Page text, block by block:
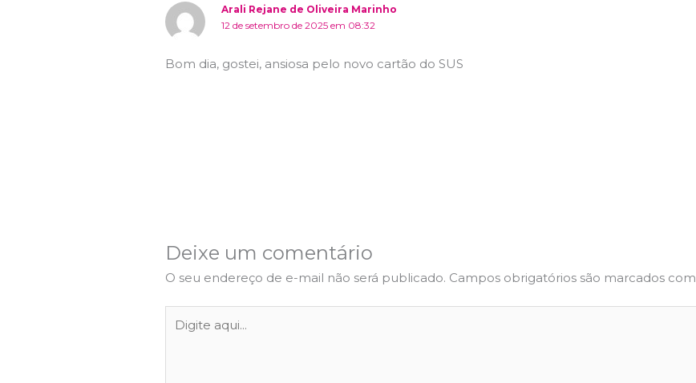
Arali Rejane de Oliveira Marinho
12 de setembro de 2025 em 08:32
Bom dia, gostei, ansiosa pelo novo cartão do SUS
Deixe um comentário
O seu endereço de e-mail não será publicado. Campos obrigatórios são marcados com
aqui...